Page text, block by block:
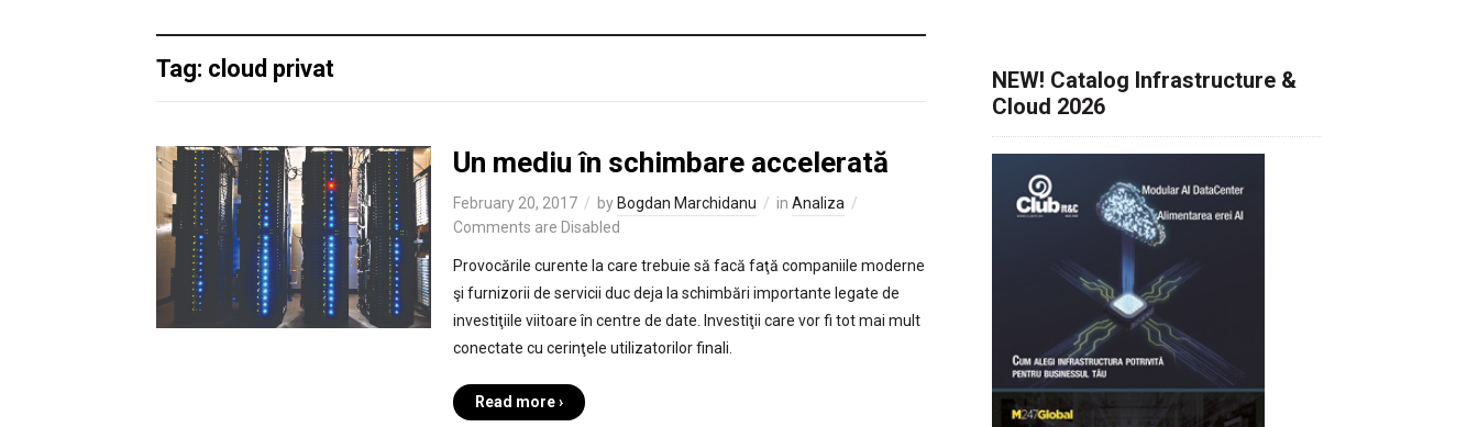
Tag: cloud privat
Un mediu în schimbare accelerată
February 20, 2017 by Bogdan Marchidanu in Analiza
Comments are Disabled
Provocările curente la care trebuie să facă faţă companiile moderne
şi furnizorii de servicii duc deja la schimbări importante legate de
investiţiile viitoare în centre de date. Investiţii care vor fi tot mai mult
conectate cu cerinţele utilizatorilor finali.
Read more ›
NEW! Catalog Infrastructure &
Cloud 2026